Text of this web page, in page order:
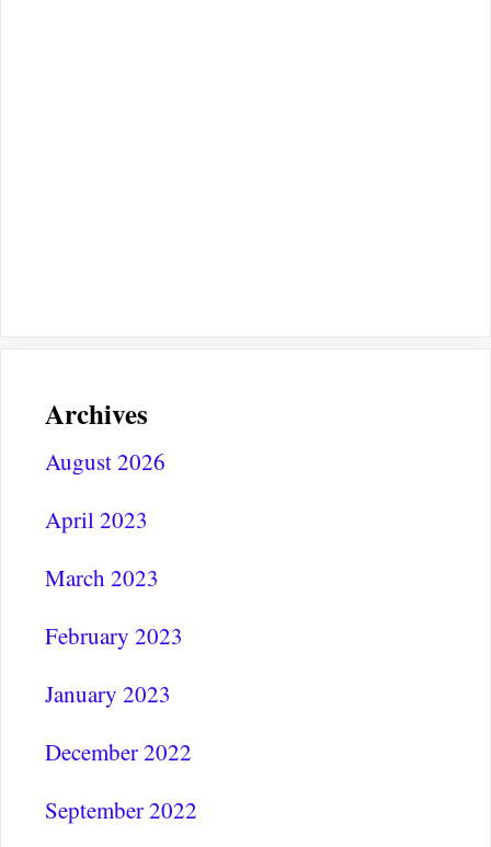
Archives
August 2026
April 2023
March 2023
February 2023
January 2023
December 2022
September 2022